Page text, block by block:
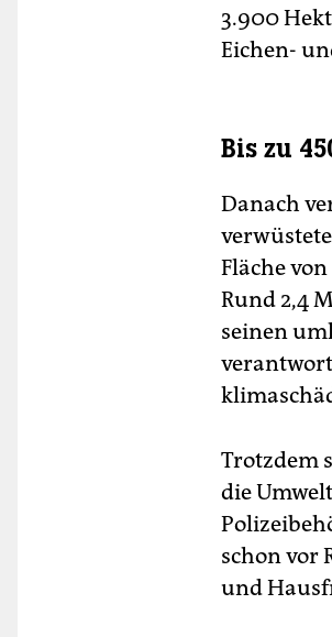
3.900
Eichen-
Bis zu
Danach
Fläche
Rund 2,4
seinen
Trotzdem
die
schon vor
und